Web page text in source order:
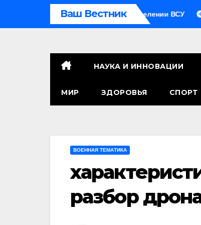
Ваш Вестник
сколько человек в подразделении ВСУ
НАУКА И ИННОВАЦИИ
МИР ЗДОРОВЬЯ СПОРТ
ВОЕННАЯ ТЕМАТИКА
разбор